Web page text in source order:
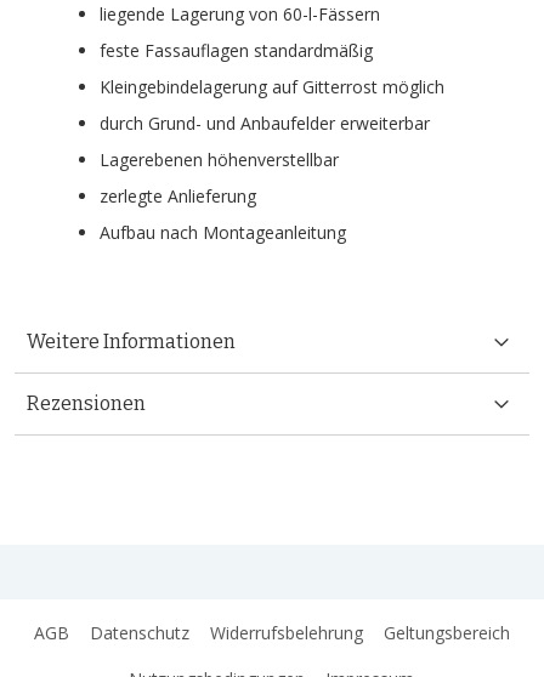
liegende Lagerung von 60-l-Fässern
feste Fassauflagen standardmäßig
Kleingebindelagerung auf Gitterrost möglich
durch Grund- und Anbaufelder erweiterbar
Lagerebenen höhenverstellbar
zerlegte Anlieferung
Aufbau nach Montageanleitung
Weitere Informationen
Rezensionen
AGB Datenschutz Widerrufsbelehrung
Geltungsbereich